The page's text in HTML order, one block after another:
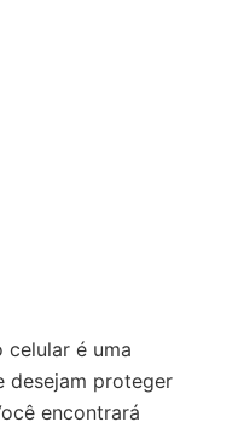
celular é uma
desejam proteger
encontrará